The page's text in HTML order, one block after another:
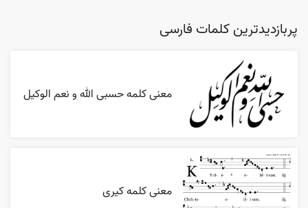
پربازدیدترین کلمات فارسی
معنی کلمه حسبی الله و نعم الوکیل
معنی کلمه کیری